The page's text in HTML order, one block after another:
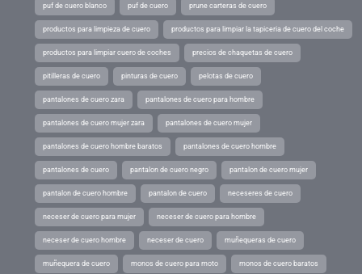
puf de cuero blanco puf de cuero prune carteras de cuero
productos para limpieza de cuero productos para limpiar la tapiceria de cuero del coche
productos para limpiar cuero de coches precios de chaquetas de cuero
pitilleras de cuero pinturas de cuero pelotas de cuero
pantalones de cuero zara pantalones de cuero para hombre
pantalones de cuero mujer zara pantalones de cuero mujer
pantalones de cuero hombre baratos pantalones de cuero hombre
pantalones de cuero pantalon de cuero negro pantalon de cuero mujer
pantalon de cuero hombre pantalon de cuero neceseres de cuero
neceser de cuero para mujer neceser de cuero para hombre
neceser de cuero hombre neceser de cuero muñequeras de cuero
muñequera de cuero monos de cuero para moto monos de cuero baratos